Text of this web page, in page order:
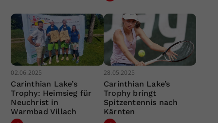
02.06.2025
Carinthian Lake’s
Trophy: Heimsieg für
Neuchrist in
Warmbad Villach
28.05.2025
Carinthian Lake’s
Trophy bringt
Spitzentennis nach
Kärnten